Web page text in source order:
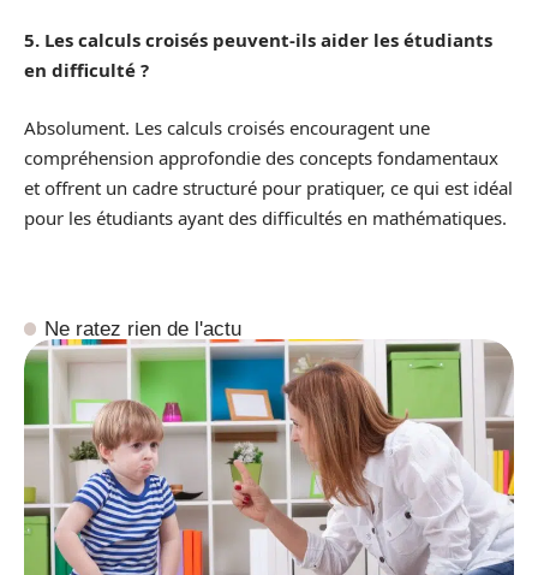
5. Les calculs croisés peuvent-ils aider les étudiants
en difficulté ?
Absolument. Les calculs croisés encouragent une
compréhension approfondie des concepts fondamentaux
et offrent un cadre structuré pour pratiquer, ce qui est idéal
pour les étudiants ayant des difficultés en mathématiques.
Ne ratez rien de l'actu